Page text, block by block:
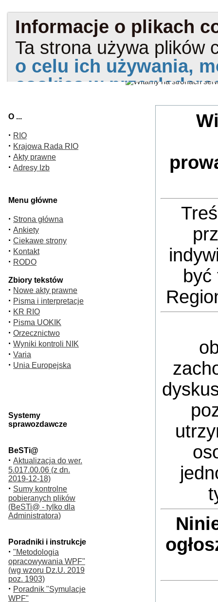
O ...
· RIO
· Krajowa Rada RIO
· Akty prawne
· Adresy Izb
Menu główne
· Strona główna
· Ankiety
· Ciekawe strony
· Kontakt
· RODO
Zbiory tekstów
· Nowe akty prawne
· Pisma i interpretacje
· KR RIO
· Pisma UOKIK
· Orzecznictwo
· Wyniki kontroli NIK
· Varia
· Unia Europejska
Systemy
sprawozdawcze
BeSTi@
· Aktualizacja do wer.
5.017.00.06 (z dn.
2019-12-18)
· Sumy kontrolne
pobieranych plików
(BeSTi@ - tylko dla
Administratora)
Poradniki i instrukcje
· "Metodologia
opracowywania WPF"
(wg wzoru Dz.U. 2019
poz. 1903)
· Poradnik "Symulacje
WPF"